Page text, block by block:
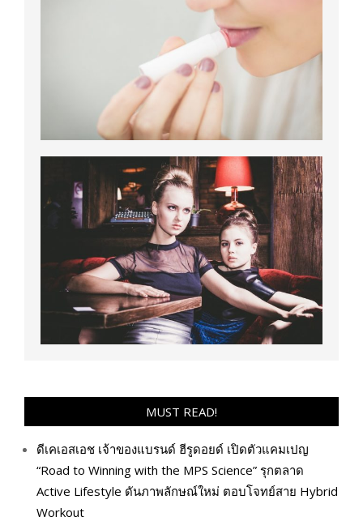
MUST READ!
ดีเคเอสเอช เจ้าของแบรนด์ ฮีรูดอยด์ เปิดตัวแคมเปญ
“Road to Winning with the MPS Science” รุกตลาด
Active Lifestyle ดันภาพลักษณ์ใหม่ ตอบโจทย์สาย Hybrid
Workout